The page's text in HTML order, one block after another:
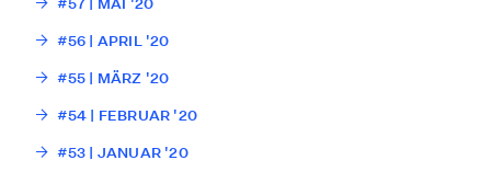
#56 | APRIL '20
#55 | MÄRZ '20
#54 | FEBRUAR '20
#53 | JANUAR '20